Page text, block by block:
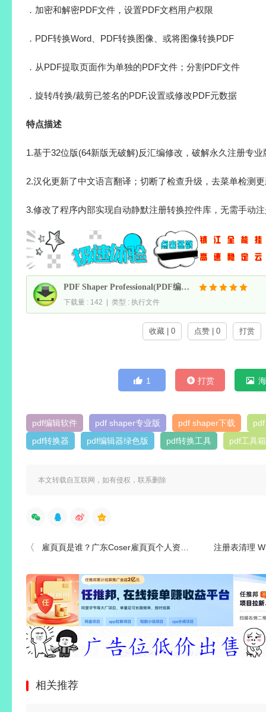
．加密和解密PDF文件，设置PDF文档用户权限
．PDF转换Word、PDF转换图像、或将图像转换PDF
．从PDF提取页面作为单独的PDF文件；分割PDF文件
．旋转/转换/裁剪已签名的PDF,设置或修改PDF元数据
特点描述
1.基于32位版(64新版无破解)反汇编修改，破解永久注册专业
2.汉化更新了中文语言翻译；切断了检查升级，去菜单检测
3.修改了程序内部实现自动静默注册转换控件库，无需手动
PDF Shaper Professional(PDF编辑软件) v15.6 中文绿色版
下载量 : 142 | 类型 : 执行文件
收藏 | 0 点赞 | 0 打赏
1 打赏
pdf编辑软件 pdf shaper专业版 pdf shaper下载
pdf转换器
pdf编辑器绿色版 pdf转换工具 pdf工具箱
本文转载自互联网，如有侵权，联系删除
雇頁頁是谁？广东Coser雇頁頁个人资料与作品风格介绍 注册表清理 Wise
相关推荐